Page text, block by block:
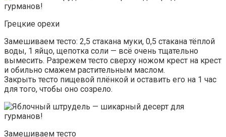
Грецкие орехи
Замешиваем тесто: 2,5 стакана муки, 0,5 стакана тёплой
воды, 1 яйцо, щепотка соли — всё очень тщательно
вымесить. Разрежем тесто сверху ножом крест на крест
и обильно смажем растительным маслом.
Закрыть тесто пищевой плёнкой и оставить его на 1 час
для того, чтобы оно созрело.
Замешиваем тесто